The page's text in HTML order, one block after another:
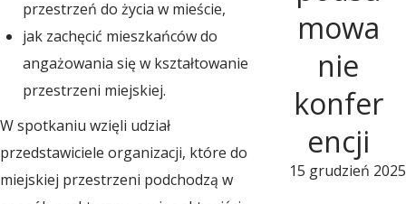
r
w
a
przestrzeń do życia w mieście,
jak zachęcić mieszkańców do
angażowania się w kształtowanie
przestrzeni miejskiej.
W spotkaniu wzięli udział
przedstawiciele organizacji, które do
miejskiej przestrzeni podchodzą w
mowa
nie
konfer
encji
15 grudzień 2025